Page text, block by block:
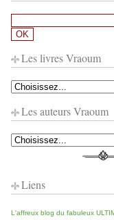
Les livres Vraoum
Les auteurs Vraoum
Liens
L'affreux blog du fabuleux